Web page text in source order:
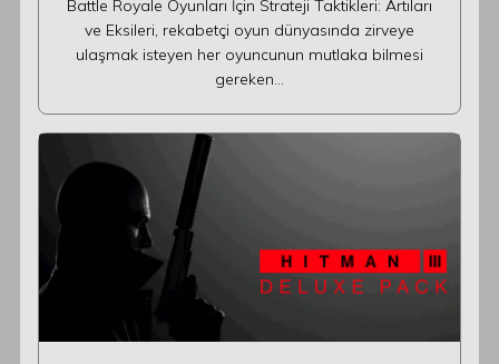
Battle Royale Oyunları İçin Strateji Taktikleri: Artıları
ve Eksileri, rekabetçi oyun dünyasında zirveye
ulaşmak isteyen her oyuncunun mutlaka bilmesi
gereken…